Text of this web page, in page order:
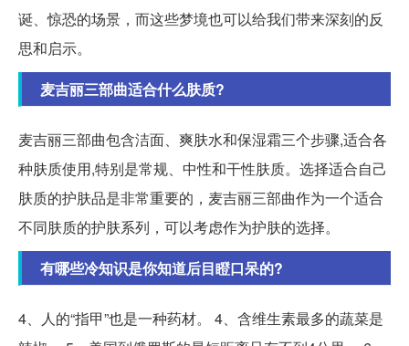
诞、惊恐的场景，而这些梦境也可以给我们带来深刻的反
思和启示。
麦吉丽三部曲适合什么肤质?
麦吉丽三部曲包含洁面、爽肤水和保湿霜三个步骤,适合各
种肤质使用,特别是常规、中性和干性肤质。选择适合自己
肤质的护肤品是非常重要的，麦吉丽三部曲作为一个适合
不同肤质的护肤系列，可以考虑作为护肤的选择。
有哪些冷知识是你知道后目瞪口呆的?
4、人的“指甲”也是一种药材。 4、含维生素最多的蔬菜是